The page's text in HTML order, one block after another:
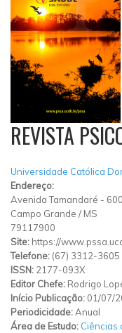
REVISTA
Universidade Católica
Endereço:
Avenida Tamandaré -
Campo Grande / MS
79117900
Site: https://
Telefone: (67) 3312-3605
ISSN: 2177-093X
Editor Chefe: Rodrigo
Início Publicação: 01/07/
Periodicidade:Anual
Área de Estudo: Ciências